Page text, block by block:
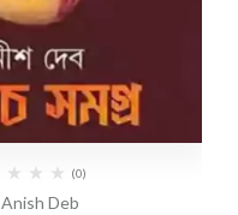
(0)
Anish Deb